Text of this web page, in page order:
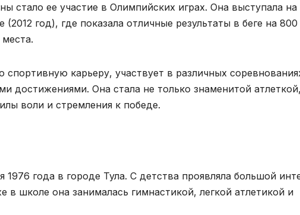
стало ее участие в Олимпийских играх. Она выступала на
год), где показала отличные результаты в беге на 800
карьеру, участвует в различных
достижениями. Она стала не только знаменитой
воли и стремления к победе.
года в городе Тула. С детства проявляла большой
в школе она занималась гимнастикой, легкой атлетикой и